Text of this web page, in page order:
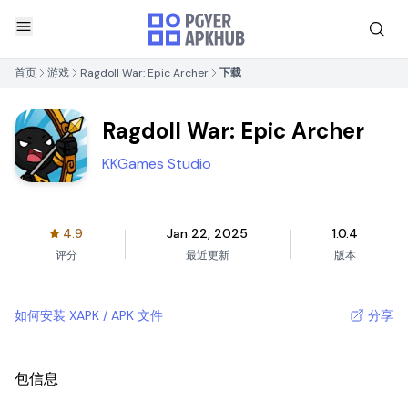
首页 游戏 Ragdoll War: Epic Archer 下载
Ragdoll War: Epic Archer
KKGames Studio
4.9
评分
Jan 22, 2025
最近更新
1.0.4
版本
如何安装 XAPK / APK 文件 分享
包信息